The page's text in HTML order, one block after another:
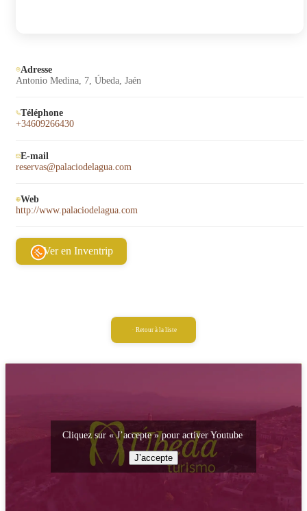
Adresse
Antonio Medina, 7, Úbeda, Jaén
Téléphone
+34609266430
E-mail
reservas@palaciodelagua.com
Web
http://www.palaciodelagua.com
Ver en Inventrip
Retour à la liste
Cliquez sur « J’accepte » pour activer Youtube
J’accepte